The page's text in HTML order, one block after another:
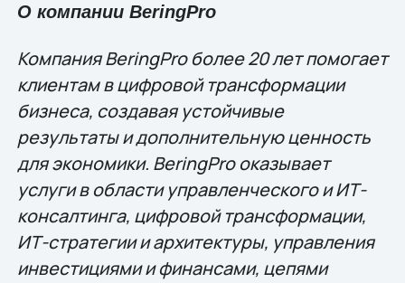
О компании BeringPro
Компания BeringPro более 20 лет помогает
клиентам в цифровой трансформации
бизнеса, создавая устойчивые
результаты и дополнительную ценность
для экономики. BeringPro оказывает
услуги в области управленческого и ИТ-
консалтинга, цифровой трансформации,
ИТ-стратегии и архитектуры, управления
инвестициями и финансами, цепями